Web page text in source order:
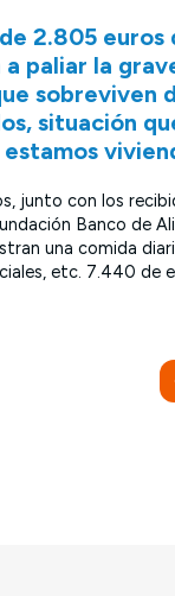
2.805
paliar la
sobreviven
situación
junto con los
Banco de
una comida
etc. 7.440 de